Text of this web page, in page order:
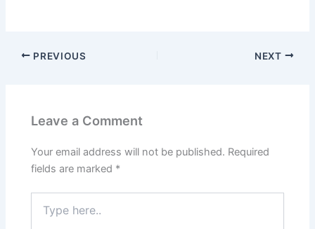
PREVIOUS NEXT
Leave a Comment
Your email address will not be published. Required
fields are marked *
here..